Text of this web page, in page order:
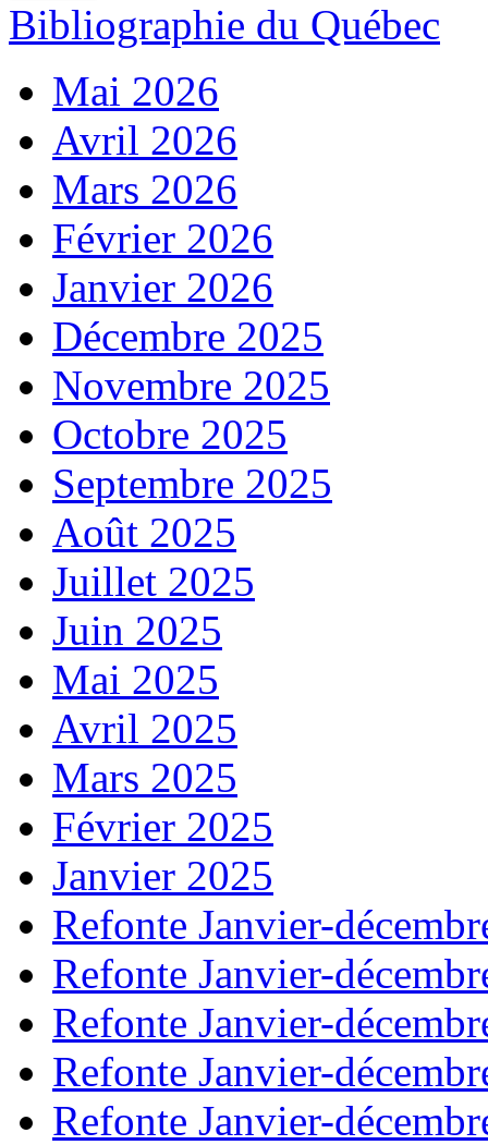
Bibliographie du Québec
Mai 2026
Avril 2026
Mars 2026
Février 2026
Janvier 2026
Décembre 2025
Novembre 2025
Octobre 2025
Septembre 2025
Août 2025
Juillet 2025
Juin 2025
Mai 2025
Avril 2025
Mars 2025
Février 2025
Janvier 2025
Refonte Janvier-
Refonte Janvier-
Refonte Janvier-
Refonte Janvier-
Refonte Janvier-